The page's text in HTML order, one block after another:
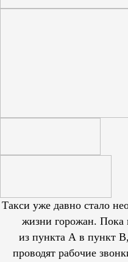
Такси уже давно стало
жизни горожан. Пока
из пункта А в пункт
проводят рабочие